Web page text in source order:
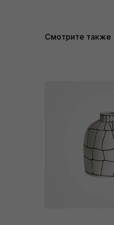
Смотрите также